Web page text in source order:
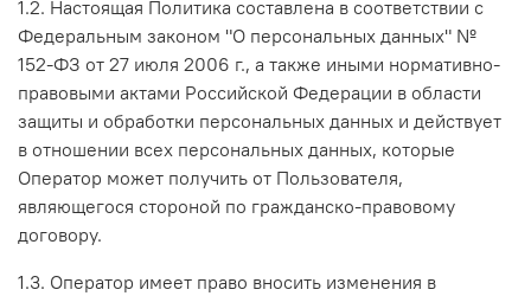
1.2. Настоящая Политика составлена в соответствии с
Федеральным законом "О персональных данных" №
152-ФЗ от 27 июля 2006 г., а также иными нормативно-
правовыми актами Российской Федерации в области
защиты и обработки персональных данных и действует
в отношении всех персональных данных, которые
Оператор может получить от Пользователя,
являющегося стороной по гражданско-правовому
договору.
1.3. Оператор имеет право вносить изменения в